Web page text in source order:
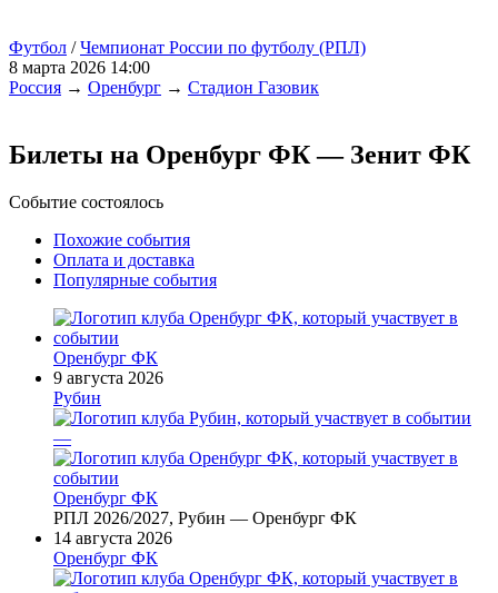
Футбол /Чемпионат России по футболу (РПЛ)
8 марта 2026 14:00
Россия → Оренбург → Стадион Газовик
Билеты на Оренбург ФК — Зенит ФК
Событие состоялось
Похожие события
Оплата и доставка
Популярные события
Оренбург ФК
9 августа 2026
Рубин
—
Оренбург ФК
РПЛ 2026/2027, Рубин — Оренбург ФК
14 августа 2026
Оренбург ФК